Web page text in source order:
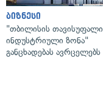
ბიზნესი
"თბილისის თავისუფალი
ინდუსტრიული ზონა"
განცხადებას ავრცელებს